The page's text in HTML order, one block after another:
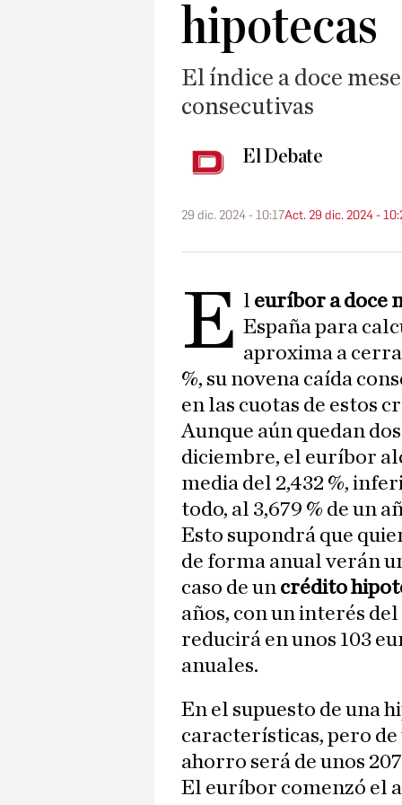
hipotecas
El índice a doce
consecutivas
El Debate
29 dic. 2024 - 10:17Act. 29 dic. 2024 -
E l euríbor a doce
España para
aproxima a
%, su novena caída
en las cuotas de estos
Aunque aún quedan
diciembre, el euríbor
media del 2,432 %,
todo, al 3,679 % de un
Esto supondrá que
de forma anual verán
caso de un crédito
años, con un interés
reducirá en unos 103
anuales.
En el supuesto de una
características, pero
ahorro será de unos
El euríbor comenzó el